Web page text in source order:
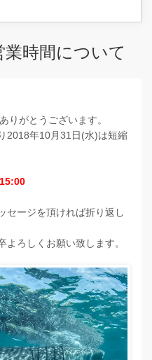
業時間について
りがとうございます。
2018年10月31日(水)は短縮
セージを頂ければ折り返し
よろしくお願い致します。